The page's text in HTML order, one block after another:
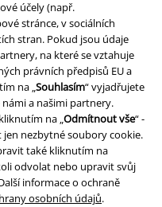
účely (např.
stránce, v sociálních
stran. Pokud jsou údaje
na které se vztahuje
právních předpisů EU a
na „Souhlasím“ vyjadřujete
a našimi partnery.
na „Odmítnout vše“ -
nezbytné soubory cookie.
také kliknutím na
odvolat nebo upravit svůj
informace o ochraně
osobních údajů.
pro vás
Dozvědět se více